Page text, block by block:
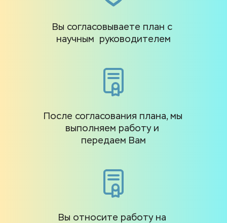
После согласования плана, мы
выполняем работу и
передаем Вам
Вы согласовываете план с
научным  руководителем
Вы относите работу на